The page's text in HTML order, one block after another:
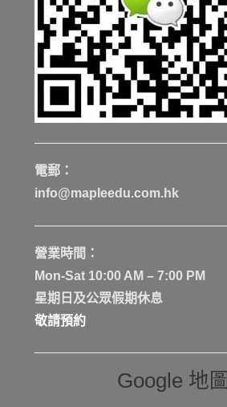
電郵：
info@mapleedu.com.hk
營業時間：
Mon-Sat 10:00 AM – 7:00 PM
星期日及公眾假期休息
敬請預約
Google 地圖